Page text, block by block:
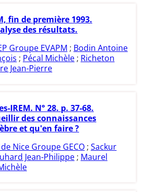
fin de première 1993.
des résultats.
Groupe EVAPM ; Bodin Antoine
; Pécal Michèle ; Richeton
Jean-Pierre
IREM. N° 28. p. 37-68.
des connaissances
et qu'en faire ?
de Nice Groupe GECO ; Sackur
Jean-Philippe ; Maurel